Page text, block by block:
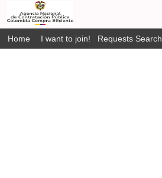
Home I want to join! Requests Search